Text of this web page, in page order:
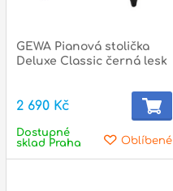
GEWA Pianová stolička
Deluxe Classic černá lesk
2 690 Kč
Oblíbené
Dostupné
sklad Praha